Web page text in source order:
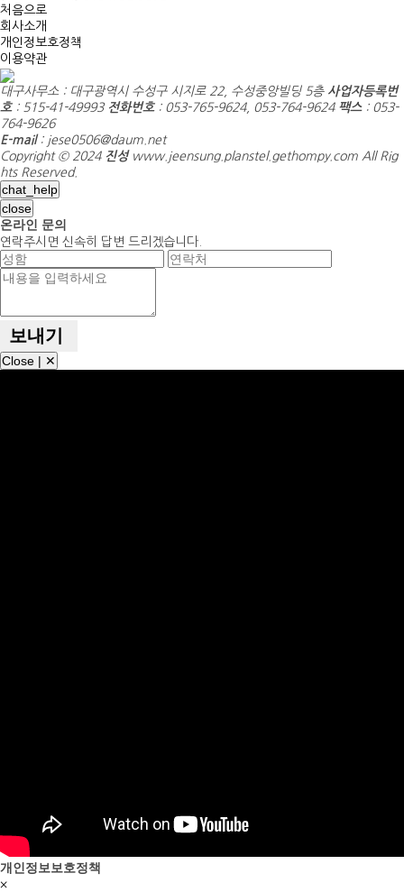
회사소개
개인정보호정책
이용약관
대구사무소 : 대구광역시 수성구 시지로 22, 수성중앙빌딩 5층
호: 515-41-49993전화번호: 053-765-9624, 053-764-9624팩스: 053-
764-9626
E-mail: jese0506@daum.net
Copyright © 2024진성 www.jeensung.planstel.gethompy.com All Rig
hts Reserved.
chat_help
close
온라인 문의
연락주시면 신속히 답변 드리겠습니다.
Close | ✕
개인정보보호정책
×
다양한 팝업 용도로 사용하세요! 여러개 등록 가능합니다!